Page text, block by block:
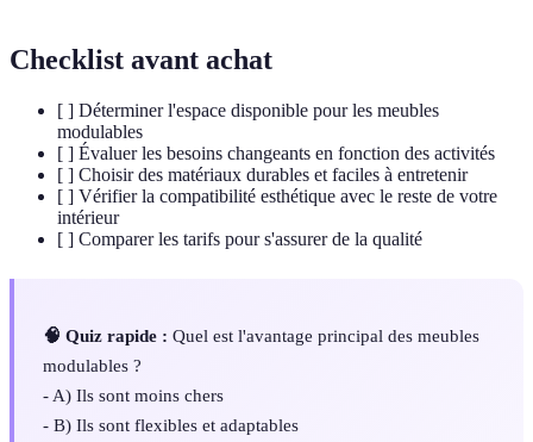
Checklist avant achat
[ ] Déterminer l'espace disponible pour les meubles
modulables
[ ] Évaluer les besoins changeants en fonction des activités
[ ] Choisir des matériaux durables et faciles à entretenir
[ ] Vérifier la compatibilité esthétique avec le reste de votre
intérieur
[ ] Comparer les tarifs pour s'assurer de la qualité
🧠 Quiz rapide : Quel est l'avantage principal des meubles
modulables ?
- A) Ils sont moins chers
- B) Ils sont flexibles et adaptables